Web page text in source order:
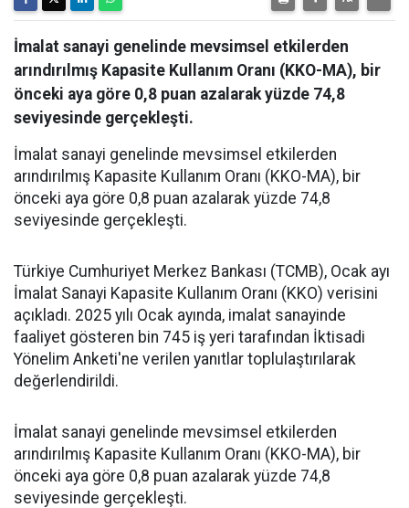
İmalat sanayi genelinde mevsimsel etkilerden
arındırılmış Kapasite Kullanım Oranı (KKO-MA), bir
önceki aya göre 0,8 puan azalarak yüzde 74,8
seviyesinde gerçekleşti.
İmalat sanayi genelinde mevsimsel etkilerden
arındırılmış Kapasite Kullanım Oranı (KKO-MA), bir
önceki aya göre 0,8 puan azalarak yüzde 74,8
seviyesinde gerçekleşti.
Türkiye Cumhuriyet Merkez Bankası (TCMB), Ocak ayı
İmalat Sanayi Kapasite Kullanım Oranı (KKO) verisini
açıkladı. 2025 yılı Ocak ayında, imalat sanayinde
faaliyet gösteren bin 745 iş yeri tarafından İktisadi
Yönelim Anketi'ne verilen yanıtlar toplulaştırılarak
değerlendirildi.
İmalat sanayi genelinde mevsimsel etkilerden
arındırılmış Kapasite Kullanım Oranı (KKO-MA), bir
önceki aya göre 0,8 puan azalarak yüzde 74,8
seviyesinde gerçekleşti.